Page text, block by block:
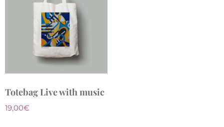
Totebag Live with music
19,00€